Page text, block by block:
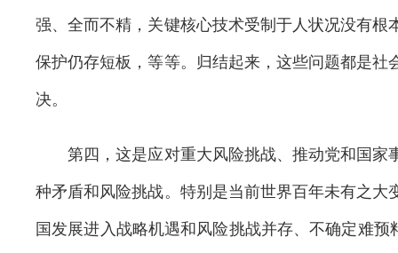
强、全而不精，关键核心技术受制于人状况没有
保护仍存短板，等等。归结起来，这些问题都是
决。
第四，这是应对重大风险挑战、推动党和国家
种矛盾和风险挑战。特别是当前世界百年未有之
国发展进入战略机遇和风险挑战并存、不确定难